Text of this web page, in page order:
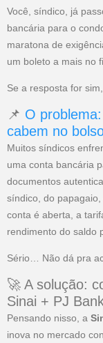
Você, síndico, já
bancária para o
maratona de
um boleto a mais no
Se a resposta for
📌 O
cabem no
Muitos síndicos
uma conta bancária
documentos
síndico, do
conta é aberta, a
rendimento do saldo
Sério… Não dá pra
🚀 A solução:
Sinai + PJ
Pensando nisso, a
inova no mercado